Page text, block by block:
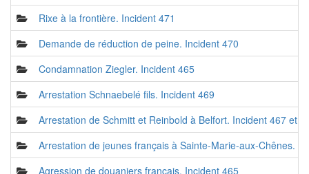
Rixe à la frontière. Incident 471
Demande de réduction de peine. Incident 470
Condamnation Ziegler. Incident 465
Arrestation Schnaebelé fils. Incident 469
Arrestation de Schmitt et Reinbold à Belfort. Incident 467 et
Arrestation de jeunes français à Sainte-Marie-aux-Chênes.
Agression de douaniers français. Incident 465